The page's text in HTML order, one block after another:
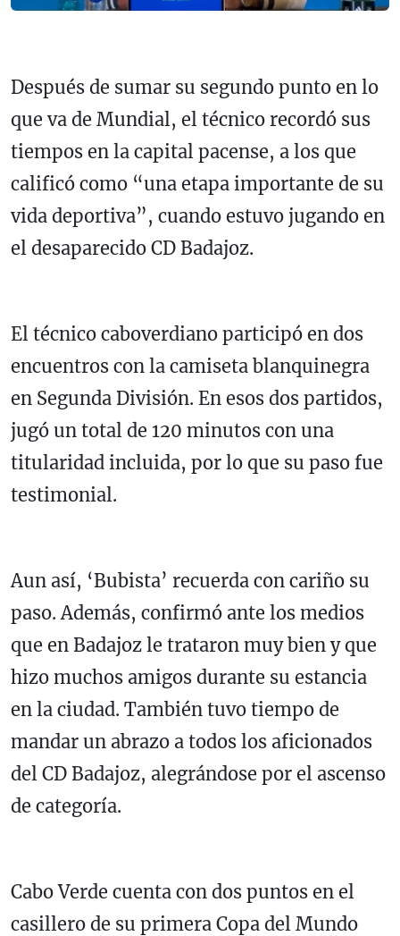
Después de sumar su segundo punto en lo
que va de Mundial, el técnico recordó sus
tiempos en la capital pacense, a los que
calificó como “una etapa importante de su
vida deportiva”, cuando estuvo jugando en
el desaparecido CD Badajoz.
El técnico caboverdiano participó en dos
encuentros con la camiseta blanquinegra
en Segunda División. En esos dos partidos,
jugó un total de 120 minutos con una
titularidad incluida, por lo que su paso fue
testimonial.
Aun así, ‘Bubista’ recuerda con cariño su
paso. Además, confirmó ante los medios
que en Badajoz le trataron muy bien y que
hizo muchos amigos durante su estancia
en la ciudad. También tuvo tiempo de
mandar un abrazo a todos los aficionados
del CD Badajoz, alegrándose por el ascenso
de categoría.
Cabo Verde cuenta con dos puntos en el
casillero de su primera Copa del Mundo